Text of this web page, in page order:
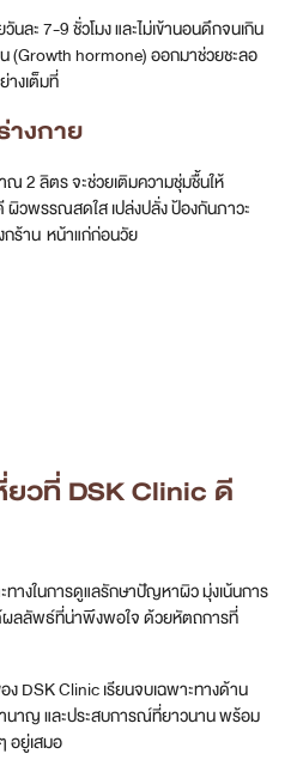
ละ 7-9 ชั่วโมง และไม่เข้านอนดึกจนเกิน
(Growth hormone) ออกมาช่วยชะลอ
างเต็มที่
างกาย
ณ 2 ลิตร จะช่วยเติมความชุ่มชื้นให้
ผิวพรรณสดใส เปล่งปลั่ง ป้องกันภาวะ
กร้าน หน้าแก่ก่อนวัย
ลลัพธ์ที่น่าพึงพอใจ ด้วยหัตถการที่
DSK Clinic เรียนจบเฉพาะทางด้าน
อยู่เสมอ
งตรงไปตรงมา แนะนำแนวทางการ
งแต่ละบุคคล
รื่องมือและอุปกรณ์ที่หลากหลาย ได้
รักษาปัญหาผิวที่แตกต่างกันได้อย่าง